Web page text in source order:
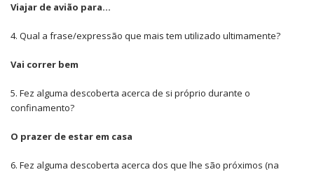
Viajar de avião para…
4. Qual a frase/expressão que mais tem utilizado ultimamente?
Vai correr bem
5. Fez alguma descoberta acerca de si próprio durante o
confinamento?
O prazer de estar em casa
6. Fez alguma descoberta acerca dos que lhe são próximos (na